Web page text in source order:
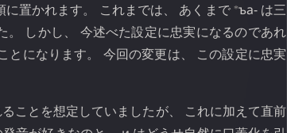
置かれます。 これまでは、 あくまで ⁎ъа-は三
。 しかし、 今述べた設定に忠実になるのであれ
とになります。 今回の変更は、 この設定に忠実
ことを想定していましたが、 これに加えて直前